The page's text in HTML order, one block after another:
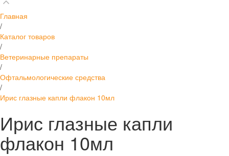
Главная
/
Каталог товаров
/
Ветеринарные препараты
/
Офтальмологические средства
/
Ирис глазные капли флакон 10мл
Ирис глазные капли
флакон 10мл